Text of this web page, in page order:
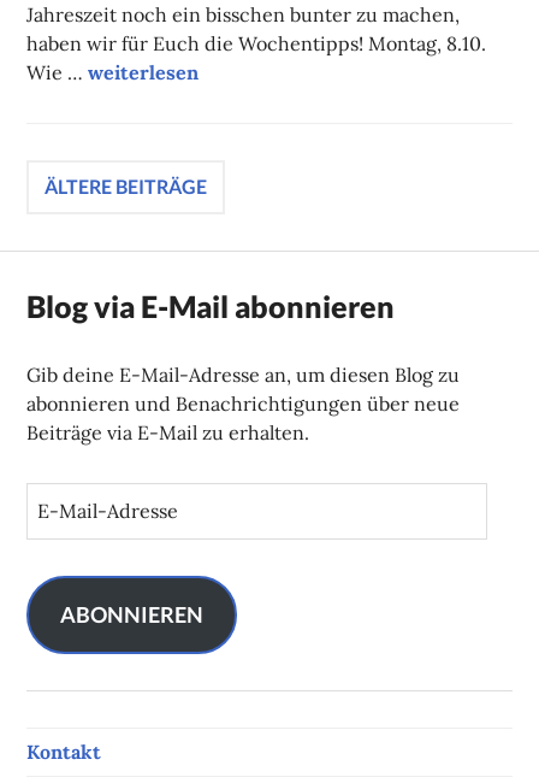
Jahreszeit noch ein bisschen bunter zu machen,
haben wir für Euch die Wochentipps! Montag, 8.10.
Wie …Unsere Tipps der Woche
weiterlesen
Beitragsnavigation
ÄLTERE BEITRÄGE
Blog via E-Mail abonnieren
Gib deine E-Mail-Adresse an, um diesen Blog zu
abonnieren und Benachrichtigungen über neue
Beiträge via E-Mail zu erhalten.
i
l
A
r
ABONNIEREN
Kontakt